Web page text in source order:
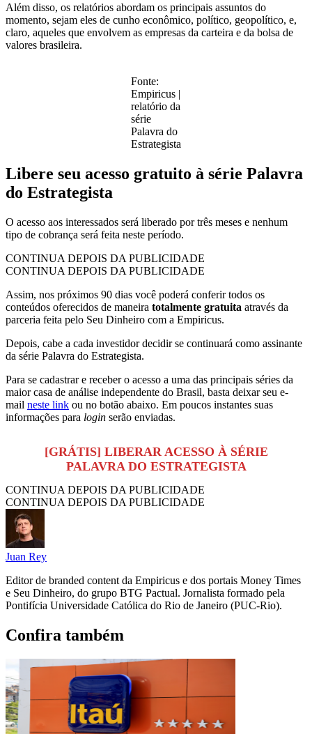
Além disso, os relatórios abordam os principais assuntos do
momento, sejam eles de cunho econômico, político, geopolítico, e,
claro, aqueles que envolvem as empresas da carteira e da bolsa de
valores brasileira.
Fonte:
Empiricus |
relatório da
série
Palavra do
Estrategista
Libere seu acesso gratuito à série Palavra
do Estrategista
O acesso aos interessados será liberado por três meses e nenhum
tipo de cobrança será feita neste período.
CONTINUA DEPOIS DA PUBLICIDADE
CONTINUA DEPOIS DA PUBLICIDADE
Assim, nos próximos 90 dias você poderá conferir todos os
conteúdos oferecidos de maneira totalmente gratuita através da
parceria feita pelo Seu Dinheiro com a Empiricus.
Depois, cabe a cada investidor decidir se continuará como assinante
da série Palavra do Estrategista.
Para se cadastrar e receber o acesso a uma das principais séries da
maior casa de análise independente do Brasil, basta deixar seu e-
mail neste link ou no botão abaixo. Em poucos instantes suas
informações para login serão enviadas.
[GRÁTIS] LIBERAR ACESSO À SÉRIE
PALAVRA DO ESTRATEGISTA
CONTINUA DEPOIS DA PUBLICIDADE
CONTINUA DEPOIS DA PUBLICIDADE
Juan Rey
Editor de branded content da Empiricus e dos portais Money Times
e Seu Dinheiro, do grupo BTG Pactual. Jornalista formado pela
Pontifícia Universidade Católica do Rio de Janeiro (PUC-Rio).
Confira também